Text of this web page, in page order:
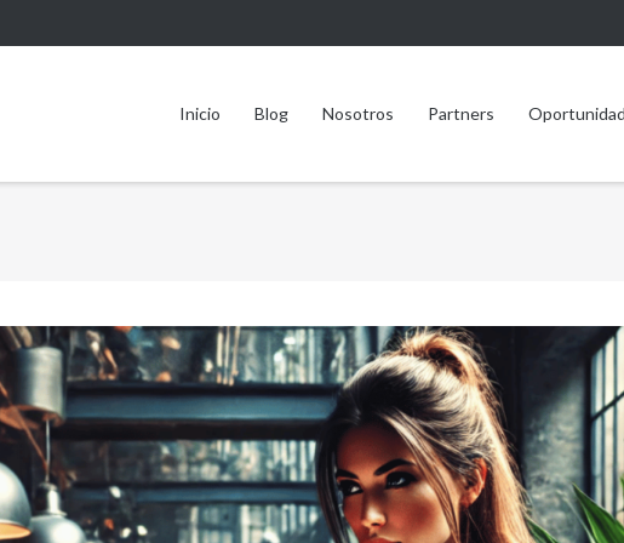
Inicio Blog Nosotros Partners